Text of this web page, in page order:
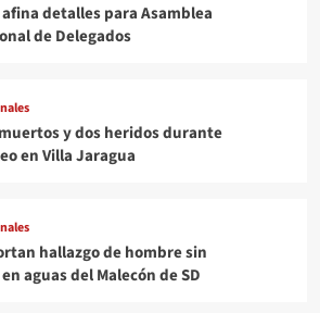
afina detalles para Asamblea
de Delegados
y dos heridos durante
en Villa Jaragua
hallazgo de hombre sin
aguas del Malecón de SD